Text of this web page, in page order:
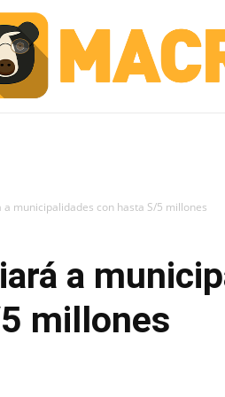
a municipalidades con hasta S/5 millones
a
millones